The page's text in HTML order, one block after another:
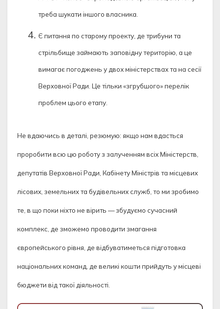
треба шукати іншого власника.
Є питання по старому проекту, де трибуни та
стрільбище займають заповідну територію, а це
вимагає погоджень у двох міністерствах та на сесії
Верховної Ради. Це тільки «згрубшого» перелік
проблем цього етапу.
Не вдаючись в деталі, резюмую: якщо нам вдасться
проробити всю цю роботу з залученням всіх Міністерств,
депутатів Верховної Ради, Кабінету Міністрів та місцевих
лісових, земельних та будівельних служб, то ми зробимо
те, в що поки ніхто не вірить — збудуємо сучасний
комплекс, де зможемо проводити змагання
європейського рівня, де відбуватиметься підготовка
національних команд, де великі кошти прийдуть у місцеві
бюджети від такої діяльності.